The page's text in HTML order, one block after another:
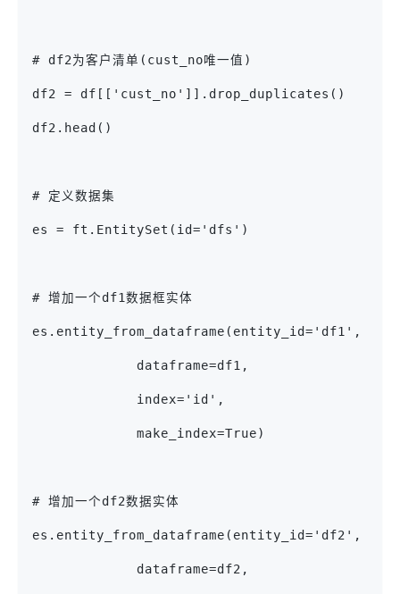
# df2为客户清单(cust_no唯一值)
df2 = df[['cust_no']].drop_duplicates()
df2.head()
# 定义数据集
es = ft.EntitySet(id='dfs')
# 增加一个df1数据框实体
             dataframe=df1,
             index='id',
             make_index=True)
# 增加一个df2数据实体
             dataframe=df2,